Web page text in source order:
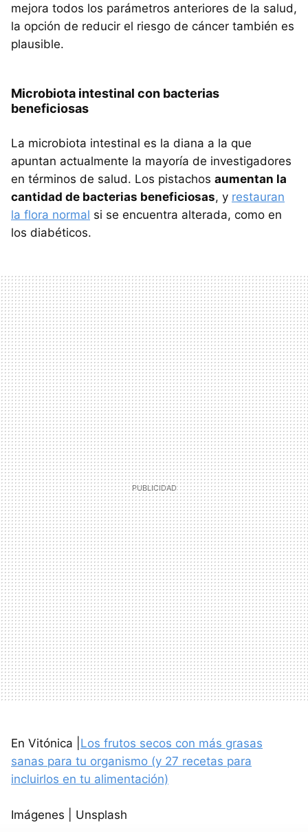
mejora todos los parámetros anteriores de la salud,
la opción de reducir el riesgo de cáncer también es
plausible.
Microbiota intestinal con bacterias
beneficiosas
La microbiota intestinal es la diana a la que
apuntan actualmente la mayoría de investigadores
en términos de salud. Los pistachos aumentan la
cantidad de bacterias beneficiosas, y restauran
la flora normal si se encuentra alterada, como en
los diabéticos.
En Vitónica | Los frutos secos con más grasas
sanas para tu organismo (y 27 recetas para
incluirlos en tu alimentación)
Imágenes | Unsplash